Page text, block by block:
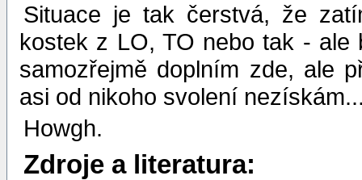
Situace je tak čerstvá, že
kostek z LO, TO nebo tak -
samozřejmě doplním zde, ale
asi od nikoho svolení
Howgh.
Zdroje a literatura: